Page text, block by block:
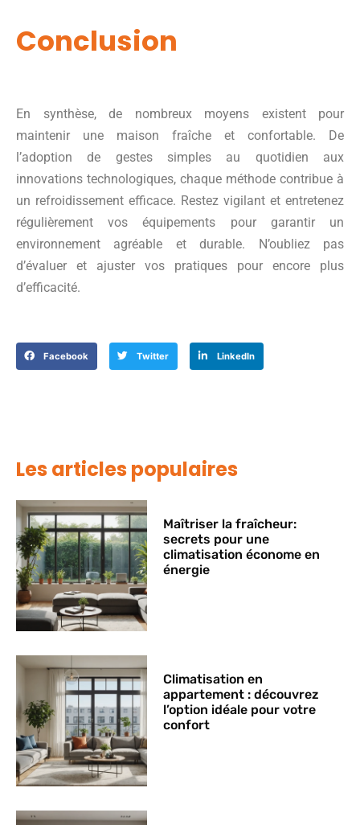
Conclusion
En synthèse, de nombreux moyens existent pour
maintenir une maison fraîche et confortable. De
l’adoption de gestes simples au quotidien aux
innovations technologiques, chaque méthode contribue à
un refroidissement efficace. Restez vigilant et entretenez
régulièrement vos équipements pour garantir un
environnement agréable et durable. N’oubliez pas
d’évaluer et ajuster vos pratiques pour encore plus
d’efficacité.
Facebook Twitter LinkedIn
Les articles populaires
Maîtriser la fraîcheur:
secrets pour une
climatisation économe en
énergie
Climatisation en
appartement : découvrez
l’option idéale pour votre
confort